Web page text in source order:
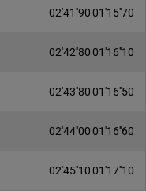
02'41''9001'15''70
02'42''8001'16''10
02'43''8001'16''50
02'44''0001'16''60
02'45''1001'17''10